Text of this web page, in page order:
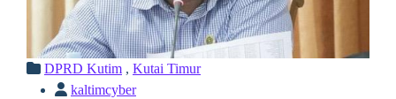
DPRD Kutim , Kutai Timur
kaltimcyber